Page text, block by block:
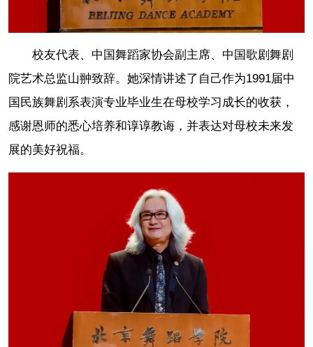
校友代表、中国舞蹈家协会副主席、中国歌剧舞剧
院艺术总监山翀致辞。她深情讲述了自己作为1991届中
国民族舞剧系表演专业毕业生在母校学习成长的收获，
感谢恩师的悉心培养和谆谆教诲，并表达对母校未来发
展的美好祝福。